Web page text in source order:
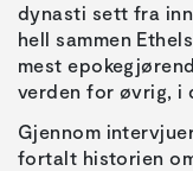
dynasti sett fra
hell sammen
mest
verden for øvrig, i
Gjennom
fortalt historien